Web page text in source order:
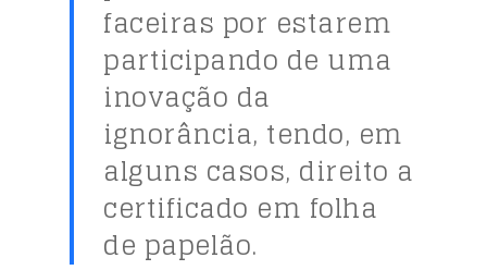
faceiras por estarem
participando de uma
inovação da
ignorância, tendo, em
alguns casos, direito a
certificado em folha
de papelão.